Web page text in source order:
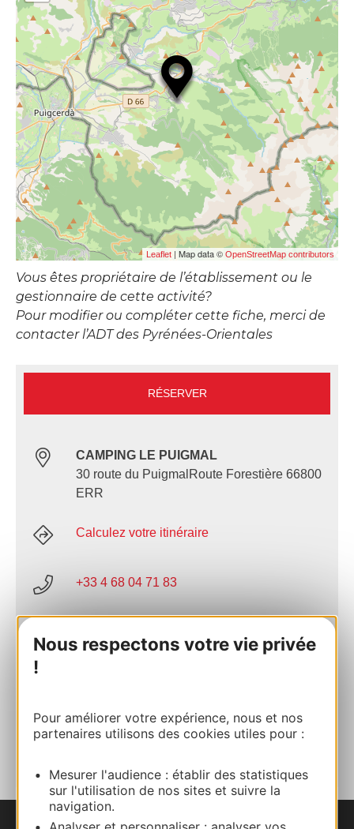
Nous respectons votre vie privée
!
Pour améliorer votre expérience, nous et nos
partenaires utilisons des cookies utiles pour :
Mesurer l'audience : établir des statistiques
sur l'utilisation de nos sites et suivre la
navigation.
Leaflet | Map data © OpenStreetMap contributors
Vous êtes propriétaire de l’établissement ou le
gestionnaire de cette activité?
Pour modifier ou compléter cette fiche, merci de
contacter l’ADT des Pyrénées-Orientales
RÉSERVER
CAMPING LE PUIGMAL
30 route du PuigmalRoute Forestière 66800
ERR
Calculez votre itinéraire
+33 4 68 04 71 83
AJOUTER
AU CARNET